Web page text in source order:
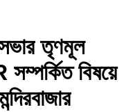
তৃণমূল
বিষয়ে